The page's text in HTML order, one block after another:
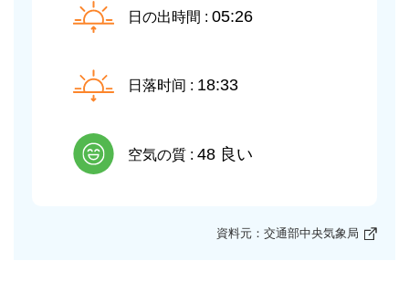
空気の質 :48 良い
日の出時間 :05:26
日落时间 : 18:33
資料元：交通部中央気象局